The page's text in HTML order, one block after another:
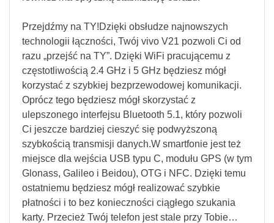
Przejdźmy na TY!Dzięki obsłudze najnowszych
technologii łączności, Twój vivo V21 pozwoli Ci od
razu „przejść na TY”. Dzięki WiFi pracującemu z
częstotliwością 2.4 GHz i 5 GHz będziesz mógł
korzystać z szybkiej bezprzewodowej komunikacji.
Oprócz tego będziesz mógł skorzystać z
ulepszonego interfejsu Bluetooth 5.1, który pozwoli
Ci jeszcze bardziej cieszyć się podwyższoną
szybkością transmisji danych.W smartfonie jest też
miejsce dla wejścia USB typu C, modułu GPS (w tym
Glonass, Galileo i Beidou), OTG i NFC. Dzięki temu
ostatniemu będziesz mógł realizować szybkie
płatności i to bez konieczności ciągłego szukania
karty. Przecież Twój telefon jest stale przy Tobie…